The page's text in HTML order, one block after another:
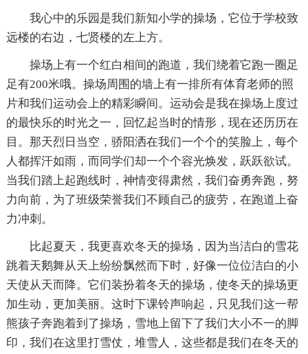
我心中的乐园是我们新知小学的操场，它位于学校致
远楼的右边，七贤楼的左上方。
操场上有一个红白相间的跑道，我们绕着它跑一圈足
足有200米哦。操场周围的墙上有一排所有体育老师的照
片和我们运动会上的精彩瞬间。运动会是我在操场上度过
的最快乐的时光之一，回忆起当时的情形，现在还历历在
目。那天烈日当空，骄阳洒在我们一个个的笑脸上，每个
人都挥汗如雨，而同学们却一个个容光焕发，跃跃欲试。
当我们踏上起跑线时，神情变得肃然，我们奋勇奔跑，努
力向前，为了班级荣誉我们不顾自己的疲劳，在跑道上奋
力冲刺。
比起夏天，我更喜欢冬天的操场，因为当洁白的雪花
跳着天鹅舞从天上纷纷飘然而下时，好像一位位洁白的小
天使从天而降。它们装扮着冬天的操场，使冬天的操场更
加生动，更加美丽。这时下课铃声响起，只见我们这一帮
熊孩子奔跑着到了操场，雪地上留下了我们大小不一的脚
印，我们在这里打雪仗，堆雪人，这些都是我们在冬天的